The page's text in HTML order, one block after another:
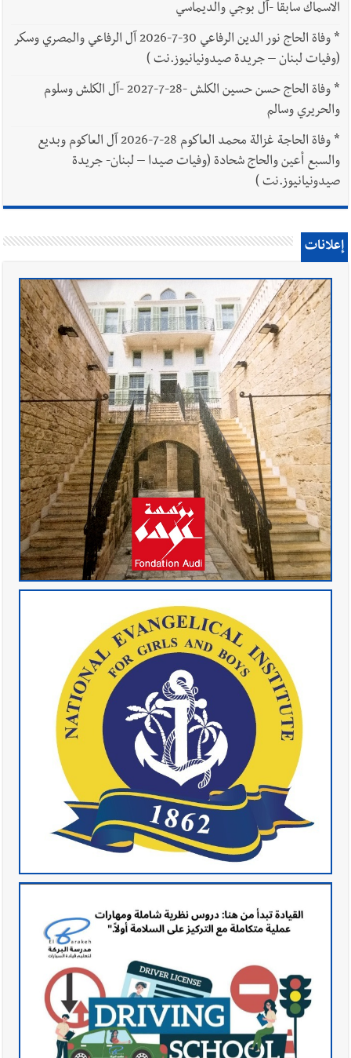
الاسماك سابقا -آل بوجي والديماسي
*
وفاة الحاج نور الدين الرفاعي 30-7-2026 آل الرفاعي والمصري وسكر
(وفيات لبنان – جريدة صيدونيانيوز.نت )
*
وفاة الحاج حسن حسين الكلش -28-7-2027 -آل الكلش وسلوم
والحريري وسالم
*
وفاة الحاجة غزالة محمد العاكوم 28-7-2026 آل العاكوم وبديع
والسبع أعين والحاج شحادة (وفيات صيدا – لبنان- جريدة
صيدونيانيوز.نت )
إعلانات